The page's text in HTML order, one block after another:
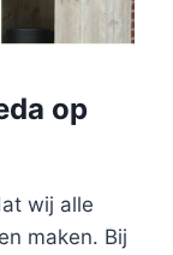
op
wij alle
maken. Bij